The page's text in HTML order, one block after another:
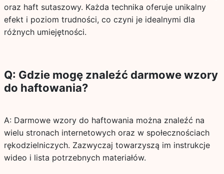
oraz haft sutaszowy. Każda technika oferuje unikalny
efekt i poziom trudności, co czyni je idealnymi dla
różnych umiejętności.
Q: Gdzie mogę znaleźć darmowe wzory
do haftowania?
A: Darmowe wzory do haftowania można znaleźć na
wielu stronach internetowych oraz w społecznościach
rękodzielniczych. Zazwyczaj towarzyszą im instrukcje
wideo i lista potrzebnych materiałów.